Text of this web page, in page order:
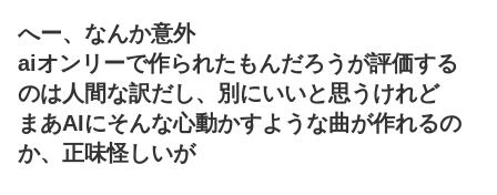
へー、なんか意外
aiオンリーで作られたもんだろうが評価する
のは人間な訳だし、別にいいと思うけれど
まあAIにそんな心動かすような曲が作れるの
か、正味怪しいが